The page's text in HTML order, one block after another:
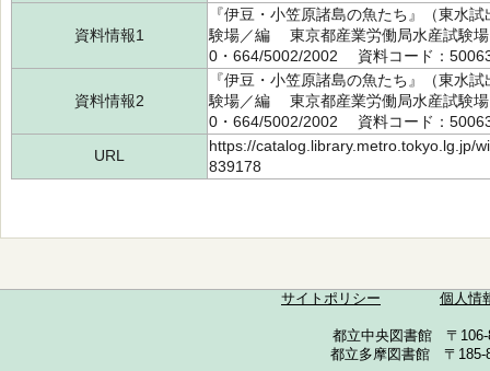
資料情報1
『伊豆・小笠原諸島の魚たち』（東水
験場／編 東京都産業労働局水産試験
0・664/5002/2002 資料コード：
資料情報2
『伊豆・小笠原諸島の魚たち』（東水
験場／編 東京都産業労働局水産試験
0・664/5002/2002 資料コード：
URL
https://catalog.library.metro.tokyo.lg.jp/
839178
サイトポリシー 個人情
都立中央図書館 〒
都立多摩図書館 〒185-